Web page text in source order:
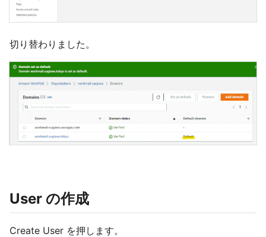
切り替わりました。
User の作成
Create User を押します。